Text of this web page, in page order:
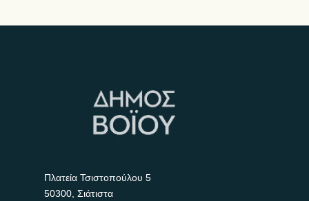
Πλατεία Τσιστοπούλου 5
50300, Σιάτιστα